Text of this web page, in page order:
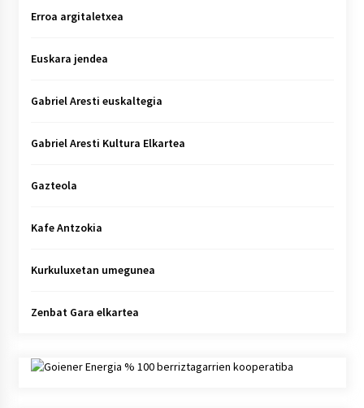
Erroa argitaletxea
Euskara jendea
Gabriel Aresti euskaltegia
Gabriel Aresti Kultura Elkartea
Gazteola
Kafe Antzokia
Kurkuluxetan umegunea
Zenbat Gara elkartea